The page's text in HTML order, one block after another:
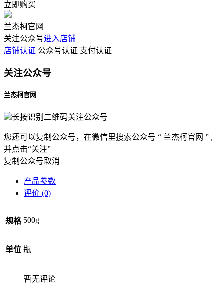
立即购买
兰杰柯官网
关注公众号进入店铺
店铺认证 公众号认证 支付认证
关注公众号
兰杰柯官网
长按识别二维码关注公众号
您还可以复制公众号，在微信里搜索公众号 “ 兰杰柯官网 ” ,
并点击“关注”
复制公众号取消
产品参数
评价 (0)
规格 500g
单位 瓶
暂无评论